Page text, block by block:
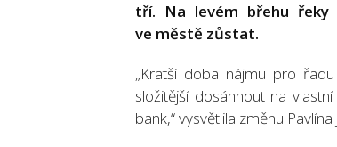
tří. Na levém břehu řeky
ve městě zůstat.
„Kratší doba nájmu pro
složitější dosáhnout na
bank,“ vysvětlila změnu